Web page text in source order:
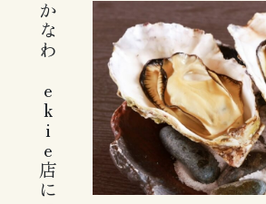
かなわ ekie店について